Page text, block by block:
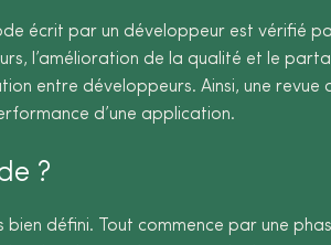
écrit par un développeur est vérifié
l’amélioration de la qualité et le
entre développeurs. Ainsi, une revue
d’une application.
?
bien défini. Tout commence par une